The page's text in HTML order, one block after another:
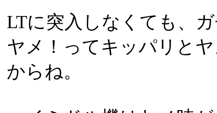
LTに突入しなくても、
ヤメ！ってキッパリと
からね。